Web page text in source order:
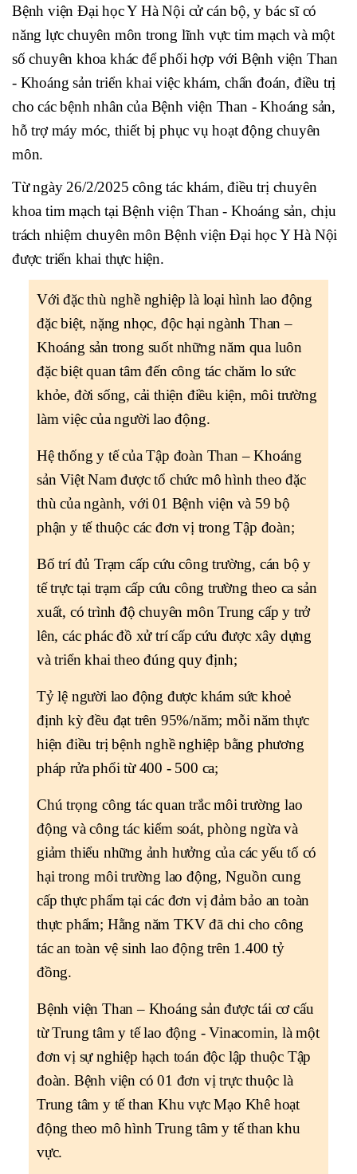
Bệnh viện Đại học Y Hà Nội cử cán bộ, y bác sĩ có
năng lực chuyên môn trong lĩnh vực tim mạch và một
số chuyên khoa khác để phối hợp với Bệnh viện Than
- Khoáng sản triển khai việc khám, chẩn đoán, điều trị
cho các bệnh nhân của Bệnh viện Than - Khoáng sản,
hỗ trợ máy móc, thiết bị phục vụ hoạt động chuyên
môn.
Từ ngày 26/2/2025 công tác khám, điều trị chuyên
khoa tim mạch tại Bệnh viện Than - Khoáng sản, chịu
trách nhiệm chuyên môn Bệnh viện Đại học Y Hà Nội
được triển khai thực hiện.
Với đặc thù nghề nghiệp là loại hình lao động
đặc biệt, nặng nhọc, độc hại ngành Than –
Khoáng sản trong suốt những năm qua luôn
đặc biệt quan tâm đến công tác chăm lo sức
khỏe, đời sống, cải thiện điều kiện, môi trường
làm việc của người lao động.
Hệ thống y tế của Tập đoàn Than – Khoáng
sản Việt Nam được tổ chức mô hình theo đặc
thù của ngành, với 01 Bệnh viện và 59 bộ
phận y tế thuộc các đơn vị trong Tập đoàn;
Bố trí đủ Trạm cấp cứu công trường, cán bộ y
tế trực tại trạm cấp cứu công trường theo ca sản
xuất, có trình độ chuyên môn Trung cấp y trở
lên, các phác đồ xử trí cấp cứu được xây dựng
và triển khai theo đúng quy định;
Tỷ lệ người lao động được khám sức khoẻ
định kỳ đều đạt trên 95%/năm; mỗi năm thực
hiện điều trị bệnh nghề nghiệp bằng phương
pháp rửa phổi từ 400 - 500 ca;
Chú trọng công tác quan trắc môi trường lao
động và công tác kiểm soát, phòng ngừa và
giảm thiểu những ảnh hưởng của các yếu tố có
hại trong môi trường lao động, Nguồn cung
cấp thực phẩm tại các đơn vị đảm bảo an toàn
thực phẩm; Hằng năm TKV đã chi cho công
tác an toàn vệ sinh lao động trên 1.400 tỷ
đồng.
Bệnh viện Than – Khoáng sản được tái cơ cấu
từ Trung tâm y tế lao động - Vinacomin, là một
đơn vị sự nghiệp hạch toán độc lập thuộc Tập
đoàn. Bệnh viện có 01 đơn vị trực thuộc là
Trung tâm y tế than Khu vực Mạo Khê hoạt
động theo mô hình Trung tâm y tế than khu
vực.